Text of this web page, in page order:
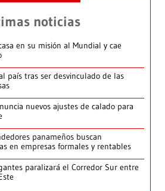
noticias
en su misión al Mundial y cae
país tras ser desvinculado de las
nuevos ajustes de calado para
panameños buscan
en empresas formales y rentables
paralizará el Corredor Sur entre